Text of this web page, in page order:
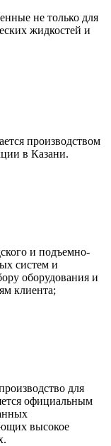
не только для
жидкостей и
производством
в Казани.
и подъемно-
систем и
оборудования и
клиента;
для
официальным
высокое